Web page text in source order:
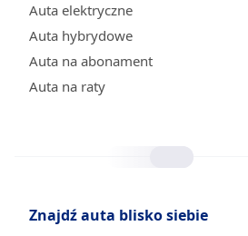
Auta elektryczne
Auta hybrydowe
Auta na abonament
Auta na raty
Znajdź auta blisko siebie